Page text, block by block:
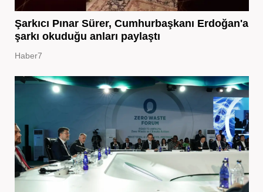
Şarkıcı Pınar Sürer, Cumhurbaşkanı Erdoğan'a
şarkı okuduğu anları paylaştı
Haber7